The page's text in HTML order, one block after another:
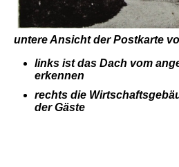
untere Ansicht der Postkarte
links ist das Dach vom
erkennen
rechts die
der Gäste